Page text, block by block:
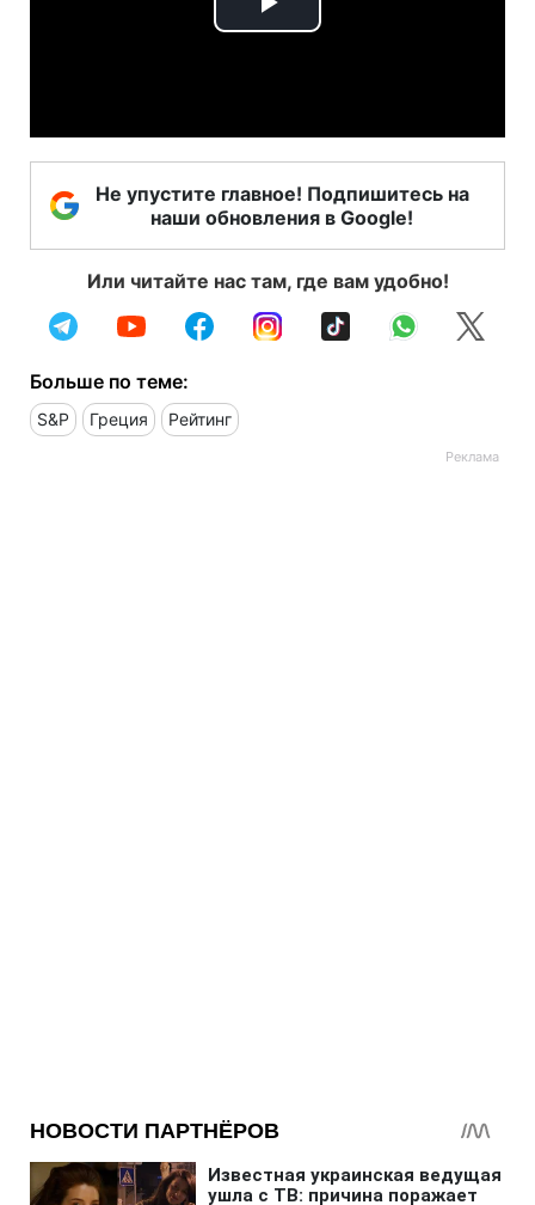
Play
Не упустите главное! Подпишитесь на
наши обновления в Google!
Или читайте нас там, где вам удобно!
Больше по теме:
S&P Греция Рейтинг